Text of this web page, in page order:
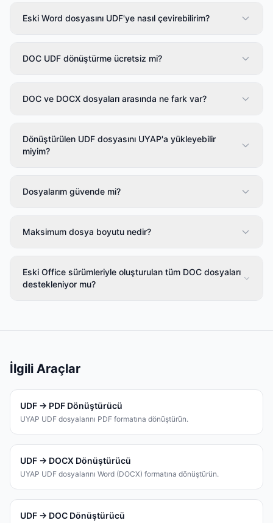
Eski Word dosyasını UDF'ye nasıl çevirebilirim?
DOC UDF dönüştürme ücretsiz mi?
DOC ve DOCX dosyaları arasında ne fark var?
Dönüştürülen UDF dosyasını UYAP'a yükleyebilir
miyim?
Dosyalarım güvende mi?
Maksimum dosya boyutu nedir?
Eski Office sürümleriyle oluşturulan tüm DOC dosyaları
destekleniyor mu?
İlgili Araçlar
UDF → PDF Dönüştürücü
UYAP UDF dosyalarını PDF formatına dönüştürün.
UDF → DOCX Dönüştürücü
UYAP UDF dosyalarını Word (DOCX) formatına dönüştürün.
UDF → DOC Dönüştürücü